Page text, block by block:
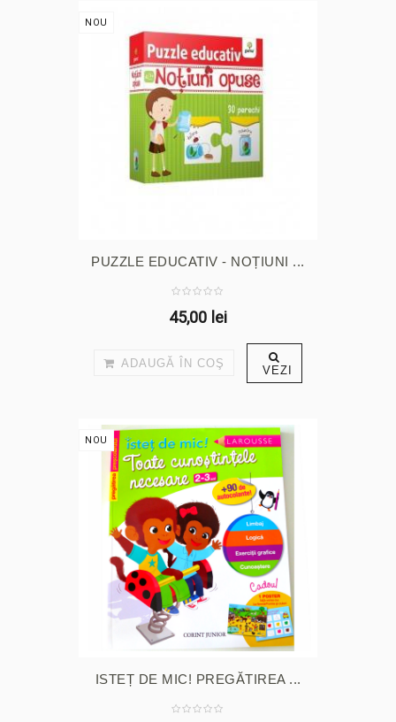
NOU
PUZZLE EDUCATIV - NOȚIUNI ...
45,00 lei
ADAUGĂ ÎN COŞ VEZI
NOU
ISTEȚ DE MIC! PREGĂTIREA ...